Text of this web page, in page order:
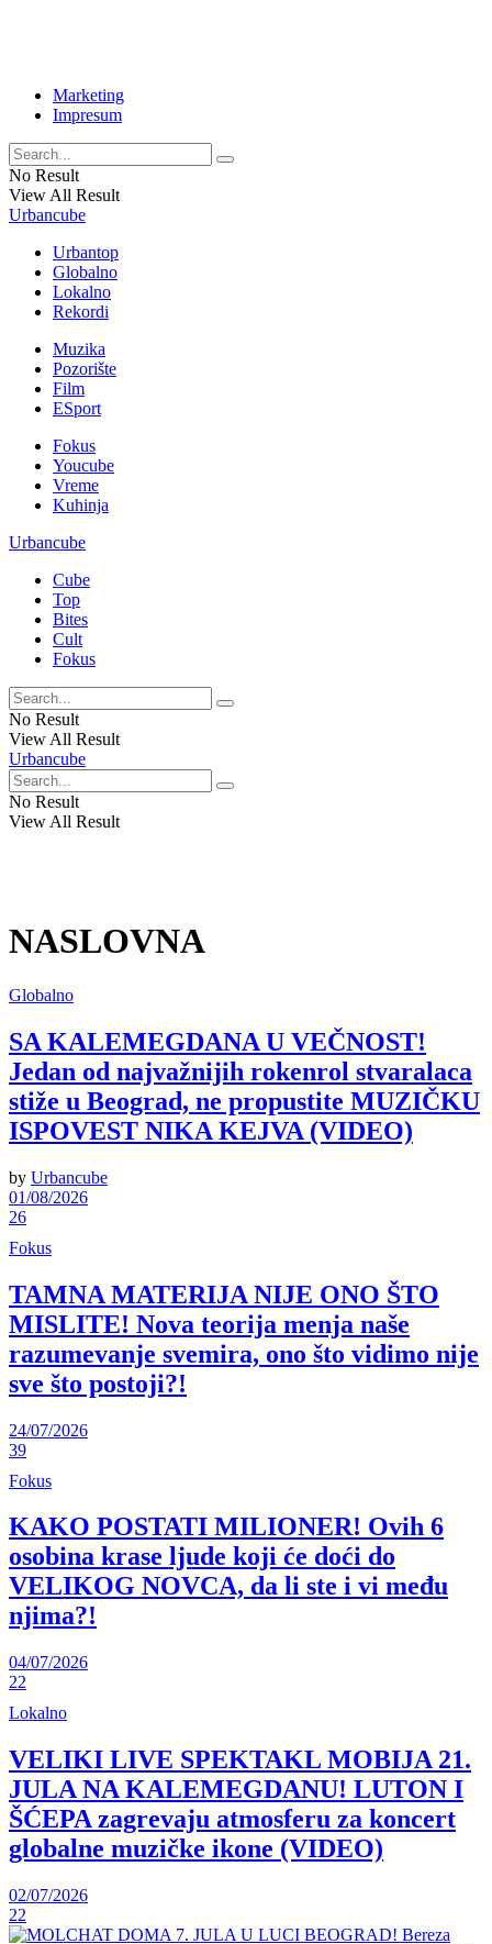
Marketing
Impresum
No Result
View All Result
Urbancube
Urbantop
Globalno
Lokalno
Rekordi
Muzika
Pozorište
Film
ESport
Fokus
Youcube
Vreme
Kuhinja
Urbancube
Cube
Top
Bites
Cult
Fokus
No Result
View All Result
Urbancube
No Result
View All Result
NASLOVNA
Globalno
SA KALEMEGDANA U VEČNOST!
Jedan od najvažnijih rokenrol stvaralaca
stiže u Beograd, ne propustite MUZIČKU
ISPOVEST NIKA KEJVA (VIDEO)
by Urbancube
01/08/2026
26
Fokus
TAMNA MATERIJA NIJE ONO ŠTO
MISLITE! Nova teorija menja naše
razumevanje svemira, ono što vidimo nije
sve što postoji?!
24/07/2026
39
Fokus
KAKO POSTATI MILIONER! Ovih 6
osobina krase ljude koji će doći do
VELIKOG NOVCA, da li ste i vi među
njima?!
04/07/2026
22
Lokalno
VELIKI LIVE SPEKTAKL MOBIJA 21.
JULA NA KALEMEGDANU! LUTON I
ŠĆEPA zagrevaju atmosferu za koncert
globalne muzičke ikone (VIDEO)
02/07/2026
22